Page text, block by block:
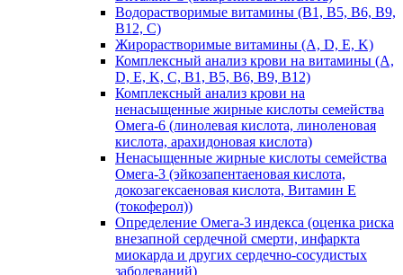
Водорастворимые витамины (B1, B5, B6, В9,
В12, С)
Жирорастворимые витамины (A, D, E, K)
Комплексный анализ крови на витамины (A,
D, E, K, C, B1, B5, B6, В9, B12)
Комплексный анализ крови на
ненасыщенные жирные кислоты семейства
Омега-6 (линолевая кислота, линоленовая
кислота, арахидоновая кислота)
Ненасыщенные жирные кислоты семейства
Омега-3 (эйкозапентаеновая кислота,
докозагексаеновая кислота, Витамин E
(токоферол))
Определение Омега-3 индекса (оценка риска
внезапной сердечной смерти, инфаркта
миокарда и других сердечно-сосудистых
заболеваний)